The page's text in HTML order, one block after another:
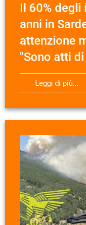
Il 60%
anni in
attenzione
"Sono atti
Leggi di più...